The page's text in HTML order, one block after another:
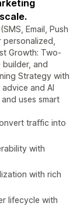
Email, Push
personalized,
Growth: Two-
and
Strategy with
and AI
uses smart
traffic into
with
with rich
lifecycle with